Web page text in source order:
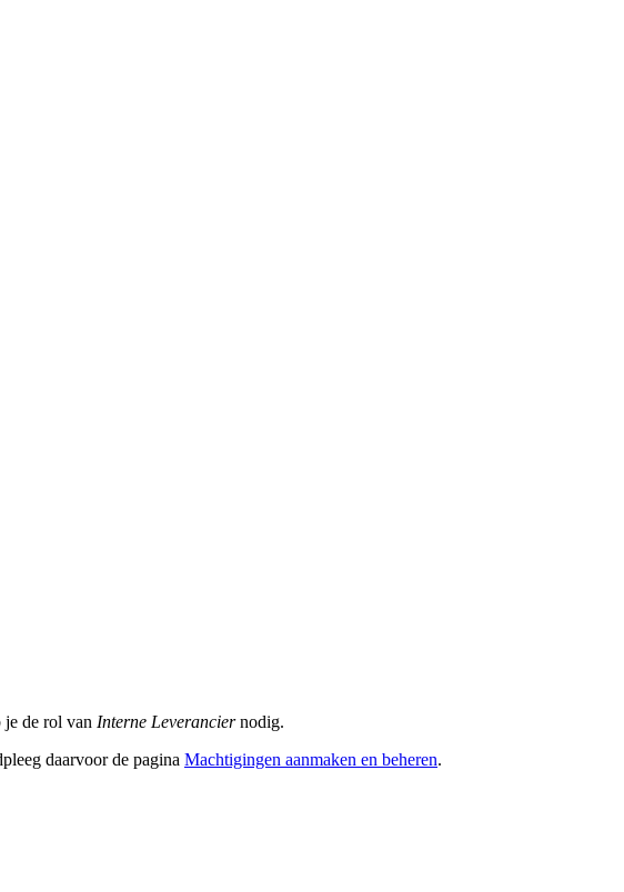
je de rol van Interne Leveranciernodig.
daarvoor de pagina Machtigingen aanmaken en beheren.